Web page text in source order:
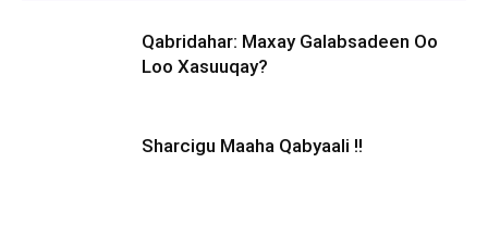
Qabridahar: Maxay Galabsadeen Oo
Loo Xasuuqay?
Sharcigu Maaha Qabyaali !!